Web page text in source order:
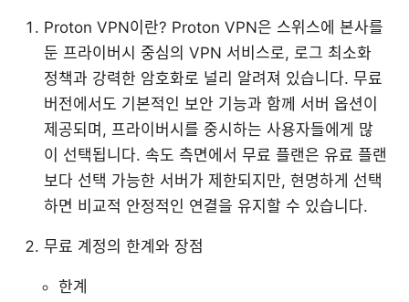
Proton VPN이란? Proton VPN은 스위스에 본사를
둔 프라이버시 중심의 VPN 서비스로, 로그 최소화
정책과 강력한 암호화로 널리 알려져 있습니다. 무료
버전에서도 기본적인 보안 기능과 함께 서버 옵션이
제공되며, 프라이버시를 중시하는 사용자들에게 많
이 선택됩니다. 속도 측면에서 무료 플랜은 유료 플랜
보다 선택 가능한 서버가 제한되지만, 현명하게 선택
하면 비교적 안정적인 연결을 유지할 수 있습니다.
무료 계정의 한계와 장점
한계